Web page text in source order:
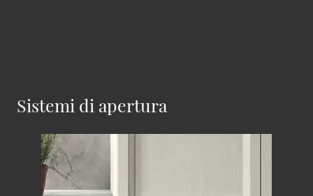
Sistemi di apertura